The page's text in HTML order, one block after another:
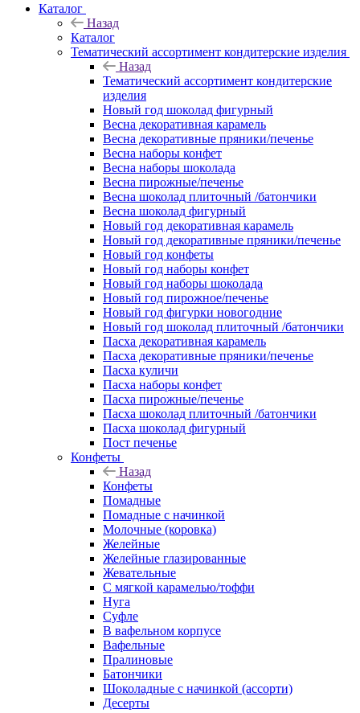
Каталог
Назад
Каталог
Тематический ассортимент кондитерские изделия
Назад
Тематический ассортимент кондитерские
изделия
Новый год шоколад фигурный
Весна декоративная карамель
Весна декоративные пряники/печенье
Весна наборы конфет
Весна наборы шоколада
Весна пирожные/печенье
Весна шоколад плиточный /батончики
Весна шоколад фигурный
Новый год декоративная карамель
Новый год декоративные пряники/печенье
Новый год конфеты
Новый год наборы конфет
Новый год наборы шоколада
Новый год пирожное/печенье
Новый год фигурки новогодние
Новый год шоколад плиточный /батончики
Пасха декоративная карамель
Пасха декоративные пряники/печенье
Пасха куличи
Пасха наборы конфет
Пасха пирожные/печенье
Пасха шоколад плиточный /батончики
Пасха шоколад фигурный
Пост печенье
Конфеты
Назад
Конфеты
Помадные
Помадные с начинкой
Молочные (коровка)
Желейные
Желейные глазированные
Жевательные
С мягкой карамелью/тоффи
Нуга
Суфле
В вафельном корпусе
Вафельные
Пралиновые
Батончики
Шоколадные с начинкой (ассорти)
Десерты